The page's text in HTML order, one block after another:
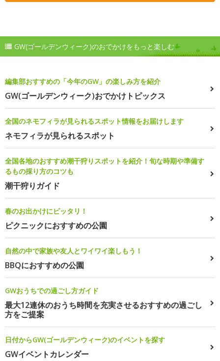
GW(ゴールデンウィーク)のおでかけをもっと楽しむ
編集部おすすめの「今年のGW」の楽しみ方を紹介
GW(ゴールデンウィーク)おでかけトピックス
全国のネモフィラが見られるスポット情報をお届けします
ネモフィラが見られるスポット
全国各地のおすすめ潮干狩りスポットを紹介！旬な時期や準備す
るもの採り方のコツも
潮干狩りガイド
春のお出かけにピッタリ！
ピクニックにおすすめの公園
自然の中で家族や友人とワイワイ楽しもう！
BBQにおすすめの公園
GWおうちでの過ごし方ガイド
最大12連休のおうち時間を充実させるおすすめの過ごし
方をご提案
日付からGW(ゴールデンウィーク)のイベントを探す
GWイベントカレンダー